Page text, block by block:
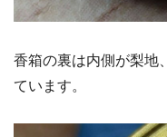
香箱の裏は内側が梨地
ています。